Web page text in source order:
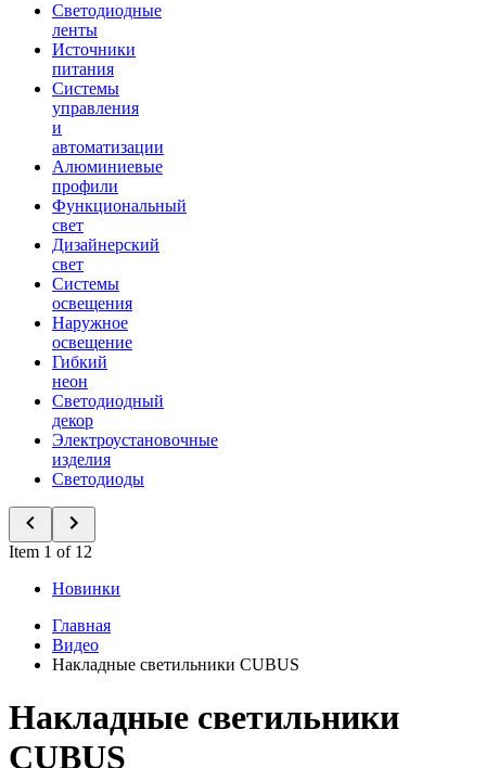
Светодиодные
ленты
Источники
питания
Системы
управления
и
автоматизации
Алюминиевые
профили
Функциональный
свет
Дизайнерский
свет
Системы
освещения
Наружное
освещение
Гибкий
неон
Светодиодный
декор
Электроустановочные
изделия
Светодиоды
Item 1 of 12
Новинки
Главная
Видео
Накладные светильники CUBUS
Накладные светильники
CUBUS